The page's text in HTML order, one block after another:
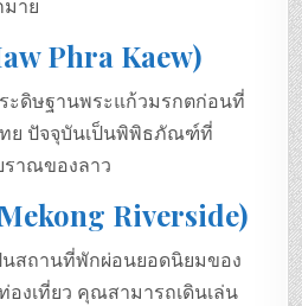
าย
Phra Kaew)
ะดิษฐานพระแก้วมรกตก่อนที่
ทย ปัจจุบันเป็นพิพิธภัณฑ์ที่
ราณของลาว
Riverside)
นสถานที่พักผ่อนยอดนิยมของ
งเที่ยว คุณสามารถเดินเล่น